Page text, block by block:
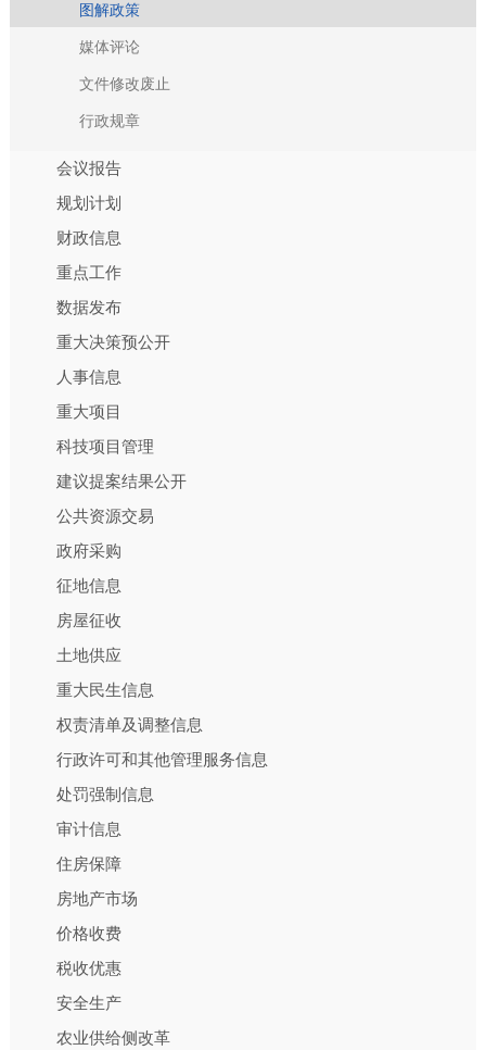
图解政策
媒体评论
文件修改废止
行政规章
会议报告
规划计划
财政信息
重点工作
数据发布
重大决策预公开
人事信息
重大项目
科技项目管理
建议提案结果公开
公共资源交易
政府采购
征地信息
房屋征收
土地供应
重大民生信息
权责清单及调整信息
行政许可和其他管理服务信息
处罚强制信息
审计信息
住房保障
房地产市场
价格收费
税收优惠
安全生产
农业供给侧改革